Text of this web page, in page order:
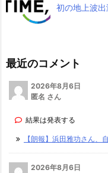
初の地上波
最近のコメント
2026年8月6日
匿名 さん
結果は発表する
【朗報】浜田雅功さん、
2026年8月6日